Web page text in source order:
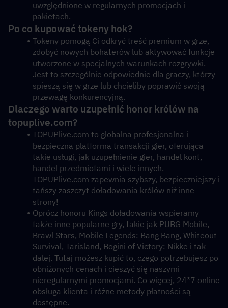
uwzględnione w regularnych promocjach i
pakietach.
Po co kupować tokeny hok?
Tokeny pomogą Ci odkryć treść premium w grze,
zdobyć nowych bohaterów lub aktywować funkcje
utworzone w specjalnych warunkach rozgrywki.
Jest to szczególnie odpowiednie dla graczy, którzy
spieszą się w grze lub chcieliby poprawić swoją
przewagę konkurencyjną.
Dlaczego warto uzupełnić honor królów na
topuplive.com?
TOPUPlive.com to globalna profesjonalna i
bezpieczna platforma transakcji gier, oferująca
takie usługi, jak uzupełnienie gier, handel kont,
handel przedmiotami i wiele innych.
TOPUPlive.com zapewnia szybszy, bezpieczniejszy i
tańszy zaszczyt doładowania królów niż inne
strony!
Oprócz honoru Kings doładowania wspieramy
także inne popularne gry, takie jak PUBG Mobile,
Brawl Stars, Mobile Legends: Bang Bang, Whiteout
Survival, Tarisland, Bogini of Victory: Nikke i tak
dalej. Tutaj możesz kupić to, czego potrzebujesz po
obniżonych cenach i cieszyć się naszymi
nieregularnymi promocjami. Co więcej, 24*7 online
obsługa klienta i różne metody płatności są
dostępne.